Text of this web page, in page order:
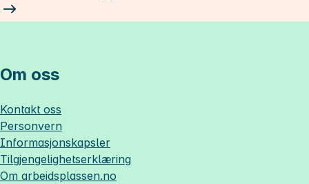
Om oss
Kontakt oss
Personvern
Informasjonskapsler
Tilgjengelighetserklæring
Om arbeidsplassen.no